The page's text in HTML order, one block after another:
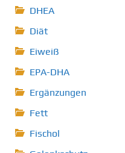
DHEA
Diät
Eiweiß
EPA-DHA
Ergänzungen
Fett
Fischol